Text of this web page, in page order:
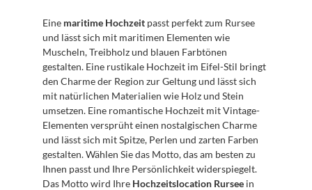
Eine maritime Hochzeit passt perfekt zum Rursee
und lässt sich mit maritimen Elementen wie
Muscheln, Treibholz und blauen Farbtönen
gestalten. Eine rustikale Hochzeit im Eifel-Stil bringt
den Charme der Region zur Geltung und lässt sich
mit natürlichen Materialien wie Holz und Stein
umsetzen. Eine romantische Hochzeit mit Vintage-
Elementen versprüht einen nostalgischen Charme
und lässt sich mit Spitze, Perlen und zarten Farben
gestalten. Wählen Sie das Motto, das am besten zu
Ihnen passt und Ihre Persönlichkeit widerspiegelt.
Das Motto wird Ihre Hochzeitslocation Rursee in